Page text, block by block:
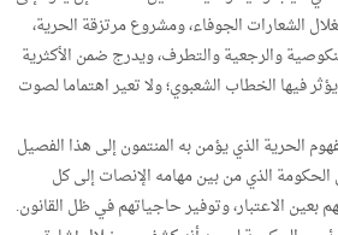
الشعارات الجوفاء، ومشروع مرتزقة الحرية،
والرجعية والتطرف، ويدرج ضمن الأكثرية
فيها الخطاب الشعبوي؛ ولا تعير اهتماما لصوت
الحرية الذي يؤمن به المنتمون إلى هذا الفصيل
الذي من بين مهامه الإنصات إلى كل
بعين الاعتبار، وتوفير حاجياتهم في ظل القانون.